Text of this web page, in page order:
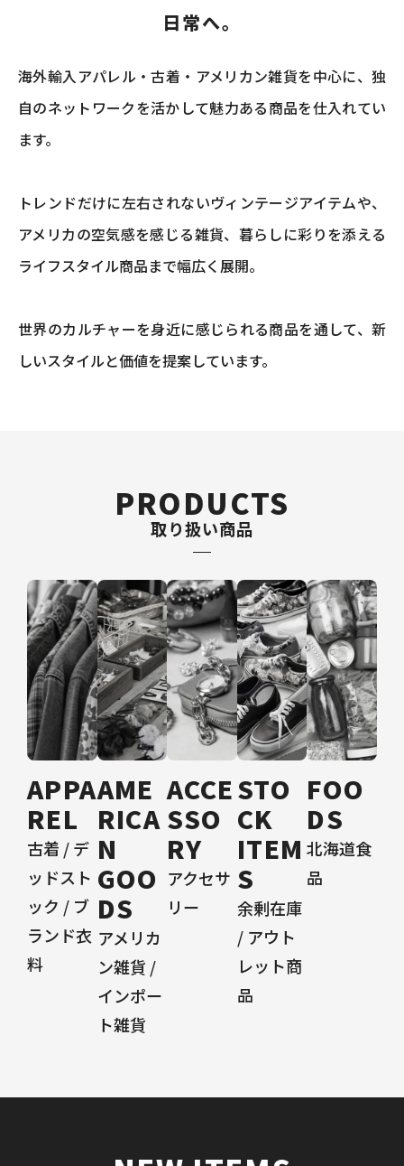
日常へ。
海外輸入アパレル・古着・アメリカン雑貨を中心に、独
自のネットワークを活かして魅力ある商品を仕入れてい
ます。
トレンドだけに左右されないヴィンテージアイテムや、
アメリカの空気感を感じる雑貨、暮らしに彩りを添える
ライフスタイル商品まで幅広く展開。
世界のカルチャーを身近に感じられる商品を通して、新
しいスタイルと価値を提案しています。
PRODUCTS
取り扱い商品
APPA
REL
古着 / デ
ッドスト
ック / ブ
ランド衣
料
AME
RICA
N
GOO
DS
アメリカ
ン雑貨 /
インポー
ト雑貨
ACCE
SSO
RY
アクセサ
リー
STO
CK
ITEM
S
余剰在庫
/ アウト
レット商
品
FOO
DS
北海道食
品